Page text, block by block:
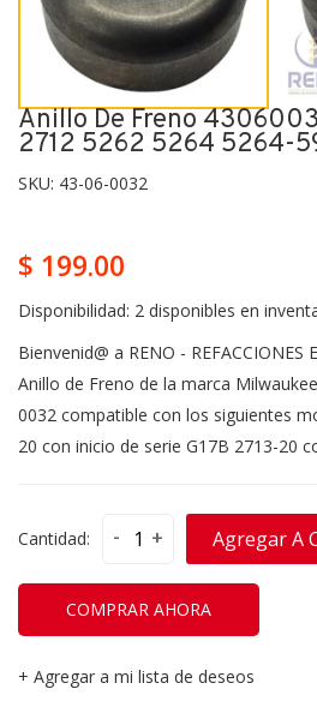
Anillo De Freno
2712 5262 5264 5264-
SKU: 43-06-0032
$ 199.00
Disponibilidad: 2 disponibles en
Bienvenid@ a RENO - REFACCIONES
Anillo de Freno de la marca
0032 compatible con los siguientes
20 con inicio de serie G17B 2713-20
Cantidad: - + Agregar A
COMPRAR AHORA
+ Agregar a mi lista de deseos